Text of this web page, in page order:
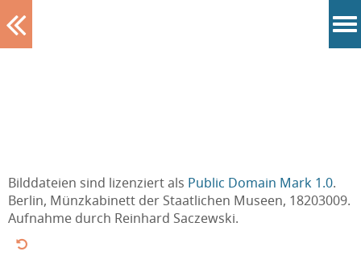
Bilddateien sind lizenziert als Public Domain Mark 1.0.
Berlin, Münzkabinett der Staatlichen Museen, 18203009.
Aufnahme durch Reinhard Saczewski.